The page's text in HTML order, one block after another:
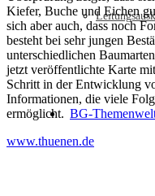
BG-
Kiefer, Buche und Eichen
sich aber auch, dass noch
besteht bei sehr jungen
unterschiedlichen
jetzt veröffentlichte Karte
Schritt in der Entwicklung
Informationen, die viele
ermöglicht.
www.thuenen.de